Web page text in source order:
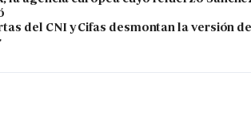
del CNI y Cifas desmontan la versión